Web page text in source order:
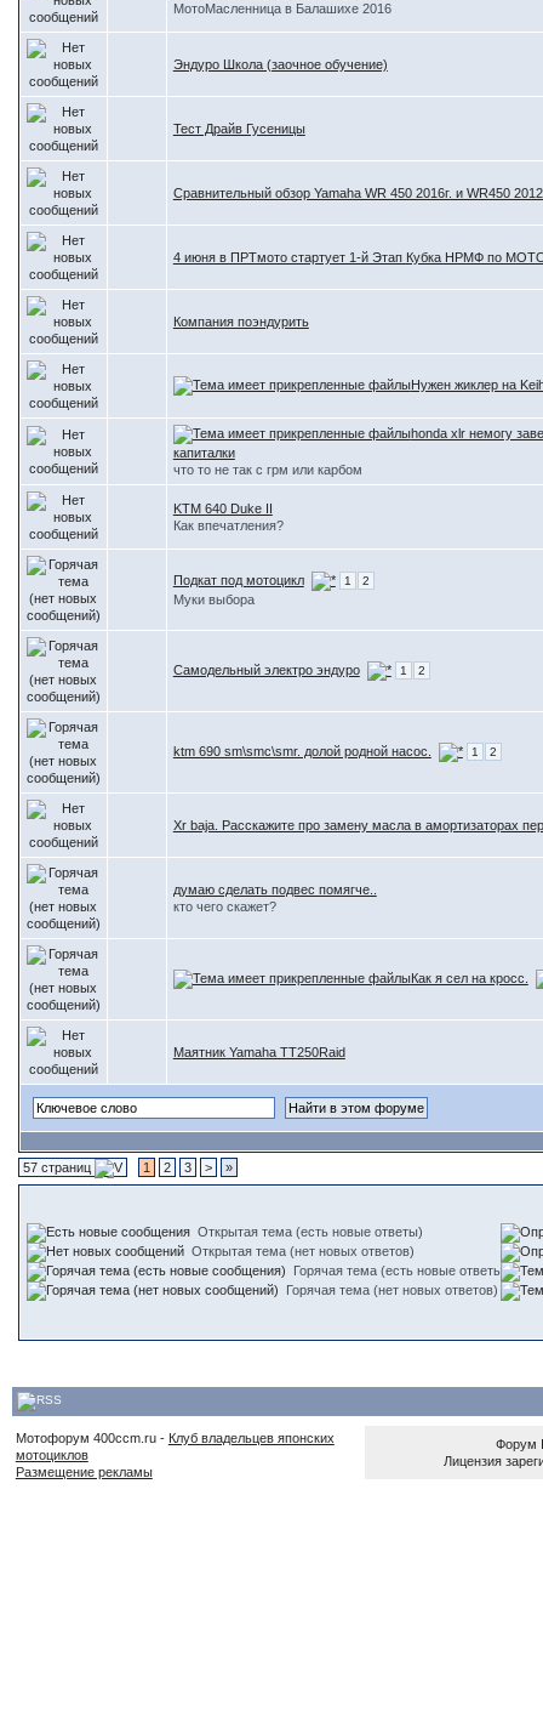
МотоМасленница в Балашихе 2016
Эндуро Школа (заочное обучение)
Тест Драйв Гусеницы
Сравнительный обзор Yamaha WR 450 2016г. и WR450
4 июня в ПРТмото стартует 1-й Этап Кубка НРМФ по
Компания поэндурить
Нужен жиклер на
honda xlr немогу
капиталки
что то не так с грм или карбом
KTM 640 Duke II
Как впечатления?
Подкат под мотоцикл 1 2
Муки выбора
Самодельный электро эндуро 1 2
ktm 690 sm\smc\smr. долой родной насос. 1 2
Xr baja. Расскажите про замену масла в амортизаторах
думаю сделать подвес помягче..
кто чего скажет?
Как я сел на кросс.
Маятник Yamaha TT250Raid
57 страниц 1 2 3 > »
Открытая тема (есть новые ответы)
Открытая тема (нет новых ответов)
Горячая тема (есть новые ответы)
Горячая тема (нет новых ответов)
Мотофорум 400ccm.ru - Клуб владельцев японских
мотоциклов
Размещение рекламы
Форум
Лицензия